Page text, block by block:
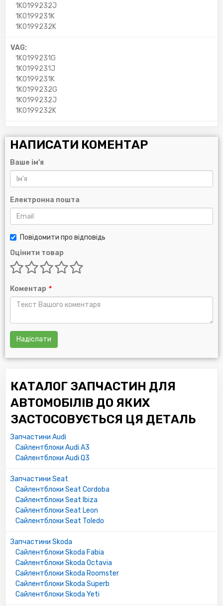
1K0199232J
1K0199231K
1K0199232K
VAG:
1K0199231G
1K0199231J
1K0199231K
1K0199232G
1K0199232J
1K0199232K
НАПИСАТИ КОМЕНТАР
Ваше ім'я
Електронна пошта
Повідомити про відповідь
Оцінити товар
Коментар *
Надіслати
КАТАЛОГ ЗАПЧАСТИН ДЛЯ
АВТОМОБІЛІВ ДО ЯКИХ
ЗАСТОСОВУЄТЬСЯ ЦЯ ДЕТАЛЬ
Запчастини Audi
Сайлентблоки Audi A3
Сайлентблоки Audi Q3
Запчастини Seat
Сайлентблоки Seat Cordoba
Сайлентблоки Seat Ibiza
Сайлентблоки Seat Leon
Сайлентблоки Seat Toledo
Запчастини Skoda
Сайлентблоки Skoda Fabia
Сайлентблоки Skoda Octavia
Сайлентблоки Skoda Roomster
Сайлентблоки Skoda Superb
Сайлентблоки Skoda Yeti